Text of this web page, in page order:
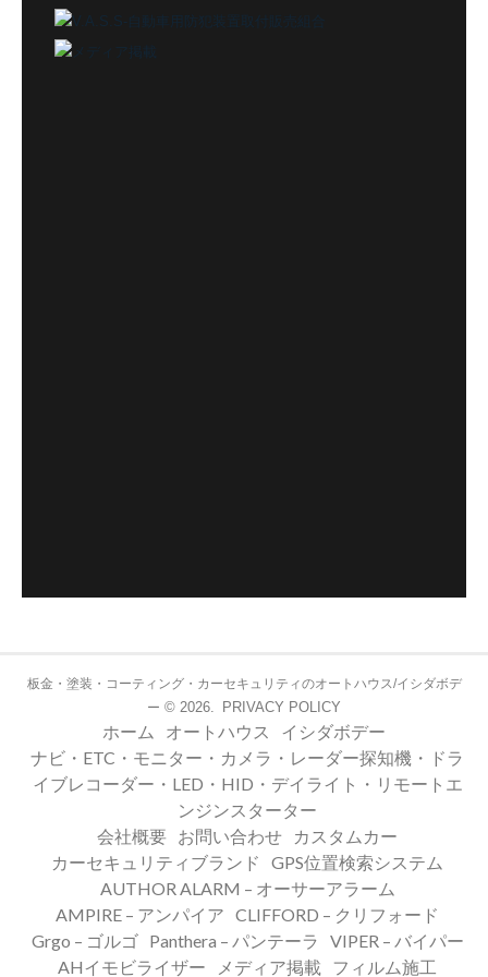
板金・塗装・コーティング・カーセキュリティのオートハウス/イシダボデ
ー © 2026. PRIVACY POLICY
ホーム オートハウス
イシダボデー
ナビ・ETC・モニター・カメラ・レーダー探知機・ドラ
イブレコーダー・LED・HID・デイライト・リモートエ
ンジンスターター
会社概要 お問い合わせ
カスタムカー
カーセキュリティブランド
GPS位置検索システム
AUTHOR ALARM – オーサーアラーム
AMPIRE – アンパイア CLIFFORD – クリフォード
Grgo – ゴルゴ
Panthera – パンテーラ
VIPER – バイパー
AHイモビライザー
メディア掲載 フィルム施工